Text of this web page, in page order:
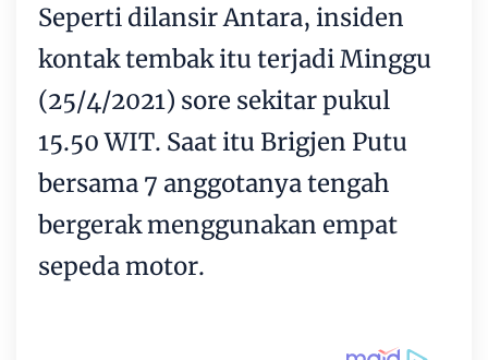
Seperti dilansir Antara, insiden
kontak tembak itu terjadi Minggu
(25/4/2021) sore sekitar pukul
15.50 WIT. Saat itu Brigjen Putu
bersama 7 anggotanya tengah
bergerak menggunakan empat
sepeda motor.